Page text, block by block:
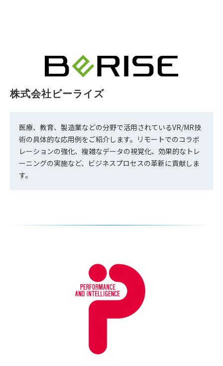
株式会社ビーライズ
医療、教育、製造業などの分野で活用されているVR/MR技
術の具体的な応用例をご紹介します。リモートでのコラボ
レーションの強化、複雑なデータの視覚化、効果的なトレ
ーニングの実施など、ビジネスプロセスの革新に貢献しま
す。